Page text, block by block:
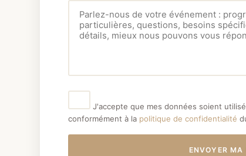
J'accepte que mes données soient
conformément à la politique de confidentialité
ENVOYER